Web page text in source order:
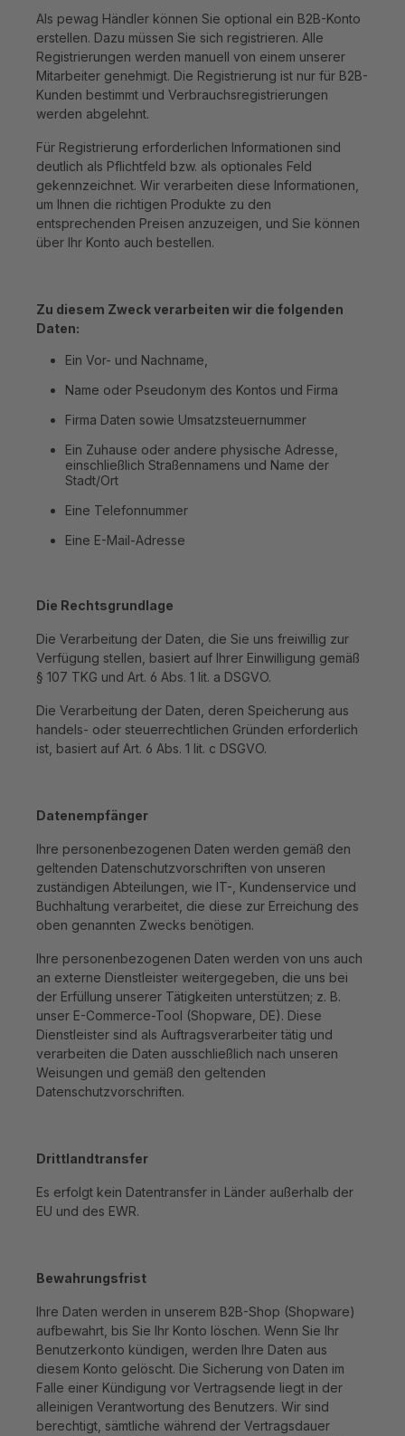
Als pewag Händler können Sie optional ein B2B-Konto
erstellen. Dazu müssen Sie sich registrieren. Alle
Registrierungen werden manuell von einem unserer
Mitarbeiter genehmigt. Die Registrierung ist nur für B2B-
Kunden bestimmt und Verbrauchsregistrierungen
werden abgelehnt.
Für Registrierung erforderlichen Informationen sind
deutlich als Pflichtfeld bzw. als optionales Feld
gekennzeichnet. Wir verarbeiten diese Informationen,
um Ihnen die richtigen Produkte zu den
entsprechenden Preisen anzuzeigen, und Sie können
über Ihr Konto auch bestellen.
Zu diesem Zweck verarbeiten wir die folgenden
Daten:
Ein Vor- und Nachname,
Name oder Pseudonym des Kontos und Firma
Firma Daten sowie Umsatzsteuernummer
Ein Zuhause oder andere physische Adresse,
einschließlich Straßennamens und Name der
Stadt/Ort
Eine Telefonnummer
Eine E-Mail-Adresse
Die Rechtsgrundlage
Die Verarbeitung der Daten, die Sie uns freiwillig zur
Verfügung stellen, basiert auf Ihrer Einwilligung gemäß
§ 107 TKG und Art. 6 Abs. 1 lit. a DSGVO.
Die Verarbeitung der Daten, deren Speicherung aus
handels- oder steuerrechtlichen Gründen erforderlich
ist, basiert auf Art. 6 Abs. 1 lit. c DSGVO.
Datenempfänger
Ihre personenbezogenen Daten werden gemäß den
geltenden Datenschutzvorschriften von unseren
zuständigen Abteilungen, wie IT-, Kundenservice und
Buchhaltung verarbeitet, die diese zur Erreichung des
oben genannten Zwecks benötigen.
Ihre personenbezogenen Daten werden von uns auch
an externe Dienstleister weitergegeben, die uns bei
der Erfüllung unserer Tätigkeiten unterstützen; z. B.
unser E-Commerce-Tool (Shopware, DE). Diese
Dienstleister sind als Auftragsverarbeiter tätig und
verarbeiten die Daten ausschließlich nach unseren
Weisungen und gemäß den geltenden
Datenschutzvorschriften.
Drittlandtransfer
Es erfolgt kein Datentransfer in Länder außerhalb der
EU und des EWR.
Bewahrungsfrist
Ihre Daten werden in unserem B2B-Shop (Shopware)
aufbewahrt, bis Sie Ihr Konto löschen. Wenn Sie Ihr
Benutzerkonto kündigen, werden Ihre Daten aus
diesem Konto gelöscht. Die Sicherung von Daten im
Falle einer Kündigung vor Vertragsende liegt in der
alleinigen Verantwortung des Benutzers. Wir sind
berechtigt, sämtliche während der Vertragsdauer